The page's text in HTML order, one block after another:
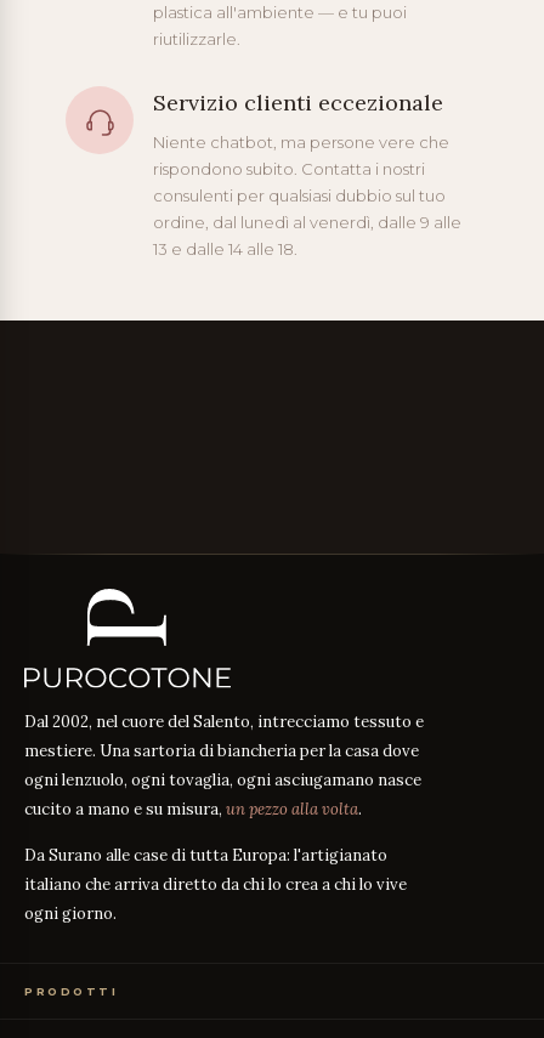
plastica all'ambiente — e tu puoi
riutilizzarle.
Servizio clienti eccezionale
Niente chatbot, ma persone vere che
rispondono subito. Contatta i nostri
consulenti per qualsiasi dubbio sul tuo
ordine, dal lunedì al venerdì, dalle 9 alle
13 e dalle 14 alle 18.
Dal 2002, nel cuore del Salento, intrecciamo tessuto e
mestiere. Una sartoria di biancheria per la casa dove
ogni lenzuolo, ogni tovaglia, ogni asciugamano nasce
cucito a mano e su misura, un pezzo alla volta.
Da Surano alle case di tutta Europa: l'artigianato
italiano che arriva diretto da chi lo crea a chi lo vive
ogni giorno.
PRODOTTI